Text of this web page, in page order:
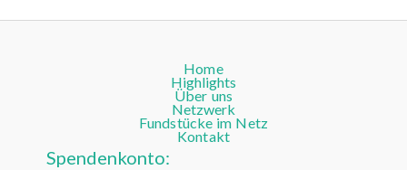
Home
Highlights
Über uns
Netzwerk
Fundstücke im Netz
Kontakt
Spendenkonto: